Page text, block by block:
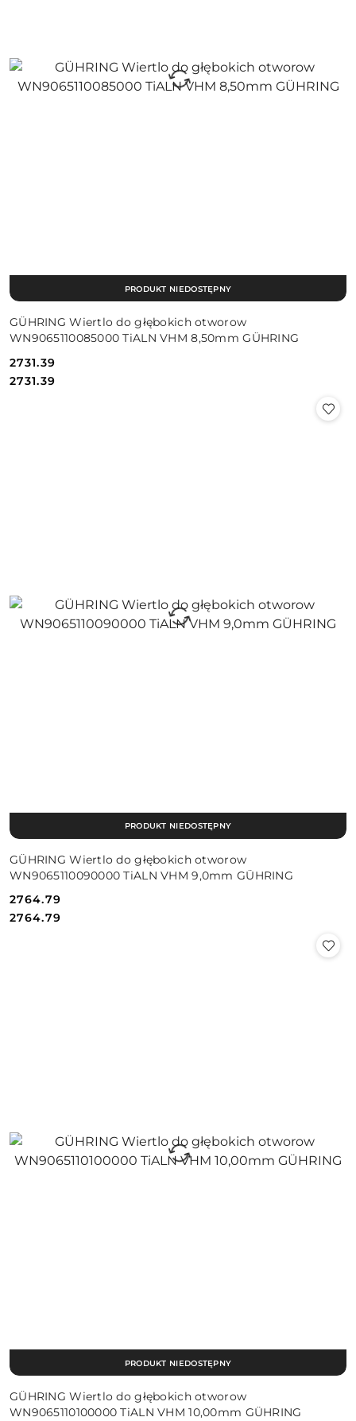
GÜHRING Wiertlo do głębokich otworow
WN9065110085000 TiALN VHM 8,50mm GÜHRING
Cena:
2731.39
Cena:
2731.39
PRODUKT NIEDOSTĘPNY
GÜHRING Wiertlo do głębokich otworow
WN9065110090000 TiALN VHM 9,0mm GÜHRING
Cena:
2764.79
Cena:
2764.79
PRODUKT NIEDOSTĘPNY
GÜHRING Wiertlo do głębokich otworow
WN9065110100000 TiALN VHM 10,00mm GÜHRING
PRODUKT NIEDOSTĘPNY